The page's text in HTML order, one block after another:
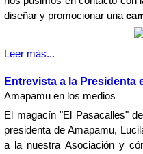
diseñar y promocionar una
Leer más...
Entrevista a la Presidenta
Amapamu en los medios
El magacín "El Pasacalles"
presidenta de Amapamu,
a la nuestra Asociación y